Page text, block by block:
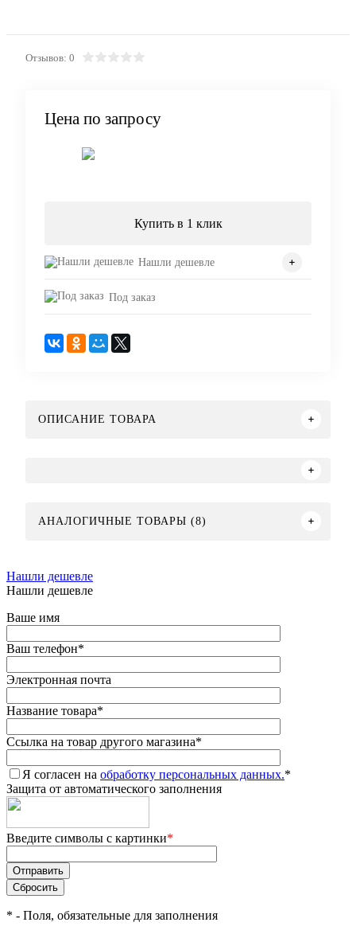
Отзывов: 0
Цена по запросу
Купить в 1 клик
Нашли дешевле
Под заказ
ОПИСАНИЕ ТОВАРА
АНАЛОГИЧНЫЕ ТОВАРЫ (8)
Нашли дешевле
Нашли дешевле
Ваше имя
Ваш телефон*
Электронная почта
Название товара*
Ссылка на товар другого магазина*
Я согласен на обработку персональных данных.*
Защита от автоматического заполнения
Введите символы с картинки*
* - Поля, обязательные для заполнения